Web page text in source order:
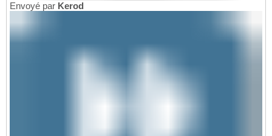
Envoyé par Kerod